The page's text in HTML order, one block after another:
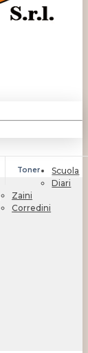
Toner
Scuola
Diari
Zaini
Corredini